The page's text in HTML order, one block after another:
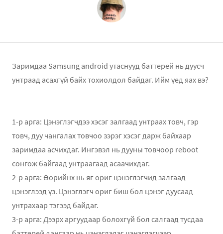
Заримдаа Samsung android утаснууд баттерей нь дуусч
унтраад асахгүй байх тохиолдол байдаг. Ийм үед яах вэ?
1-р арга: Цэнэглэгчдээ хэсэг залгаад унтраах товч, гэр
товч, дуу чангалах товчоо зэрэг хэсэг дарж байхаар
заримдаа асчихдаг. Ингэвэл нь дууны товчоор reboot
сонгож байгаад унтраагаад асаачихдаг.
2-р арга: Өөрийнх нь яг ориг цэнэглэгчид залгаад
цэнэглээд үз. Цэнэглэгч ориг биш бол цэнэг дуусаад
унтрахаар тэгээд байдаг.
3-р арга: Дээрх аргуудаар болохгүй бол салгаад тусдаа